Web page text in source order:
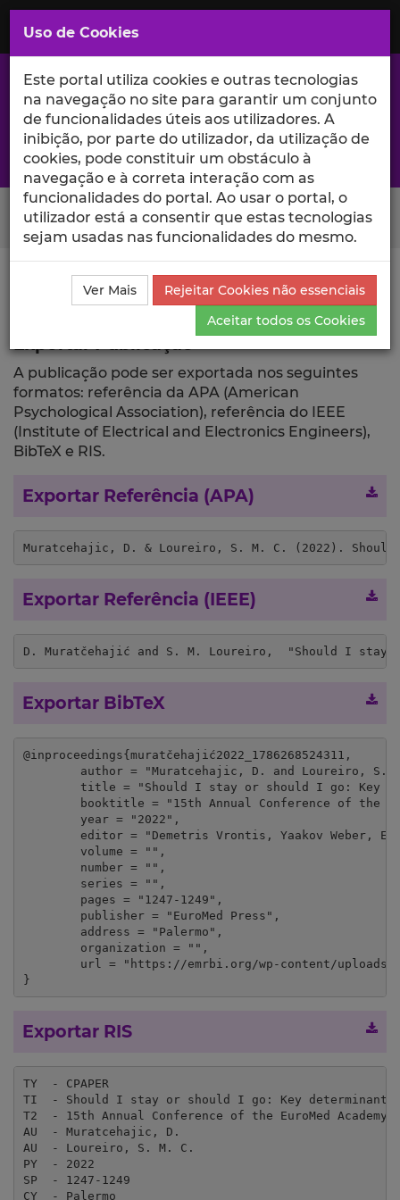
Saltar
para
Conteúdo
Principal
A excelência da investigação e ciência no Iscte
Search Button
Ciência_Iscte Publicações
Descrição Detalhada da
Publicação
Exportar
A publicação pode ser exportada nos seguintes
formatos: referência da APA (American
Psychological Association), referência do IEEE
(Institute of Electrical and Electronics Engineers),
BibTeX e RIS.
Exportar Referência (APA)
Muratcehajic, D. & Loureiro, S. M. C. (2022).
Exportar Referência (IEEE)
D. Muratčehajić and S. M. Loureiro,  "Should I
Exportar BibTeX
@inproceedings{muratčehajić2022_1786268524311,
}
Exportar RIS
TY  - CPAPER
TI  - Should I stay or should I go: Key
T2  - 15th Annual Conference of the EuroMed Academy
AU  - Muratcehajic, D.
AU  - Loureiro, S. M. C.
PY  - 2022
SP  - 1247-1249
CY  - Palermo
Uso de Cookies
Este portal utiliza cookies e outras tecnologias
na navegação no site para garantir um conjunto
de funcionalidades úteis aos utilizadores. A
inibição, por parte do utilizador, da utilização de
cookies, pode constituir um obstáculo à
navegação e à correta interação com as
funcionalidades do portal. Ao usar o portal, o
utilizador está a consentir que estas tecnologias
sejam usadas nas funcionalidades do mesmo.
Ver Mais
Rejeitar Cookies não essenciais
Aceitar todos os Cookies